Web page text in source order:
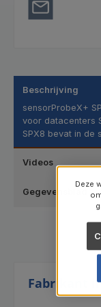
Beschrijving
sensorProbeX+
voor datacenters
SPX8 bevat in de
Videos
Gegevensblad
Fabrikant
Deze